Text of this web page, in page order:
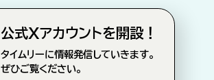
公式Xアカウントを開設！
タイムリーに情報発信していきます。
ぜひご覧ください。